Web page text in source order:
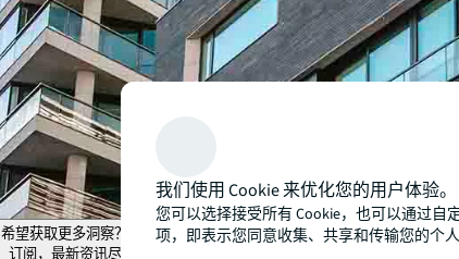
希望获取更多洞察？即刻
订阅，最新资讯尽在掌
仲量联行曾于2021发布
我们使用 Cookie 来优化您的用户体验。
您可以选择接受所有 Cookie，也可以通过自
项，即表示您同意收集、共享和传输您的个